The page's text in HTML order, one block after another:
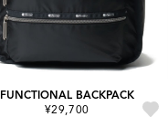
FUNCTIONAL BACKPACK
¥29,700